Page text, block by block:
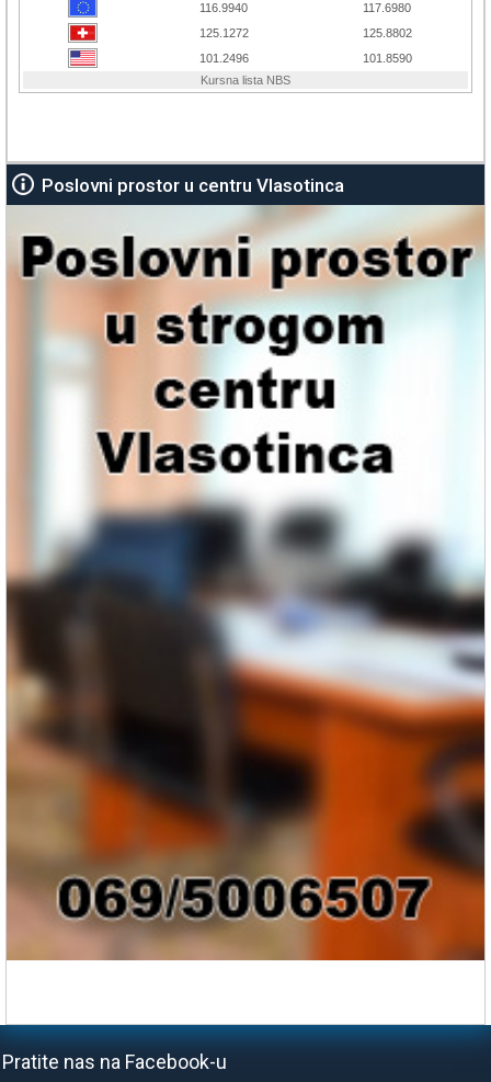
Poslovni prostor u centru Vlasotinca
Pratite nas na Facebook-u